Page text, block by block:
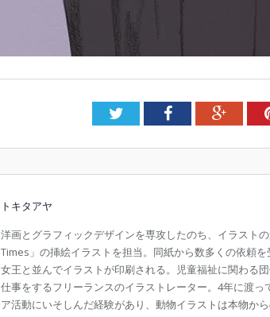
TwitterFacebook
トキタアヤ
洋画とグラフィックデザインを専攻したのち、イラスト
Times」の挿絵イラストを担当。同紙から数多くの依頼
女王と並んでイラストが印刷される。児童福祉に関わる
仕事をするフリーランスのイラストレーター。4年に渡
ア活動にいそしんだ経験があり、動物イラストは本物から